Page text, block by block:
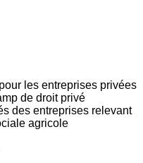
les entreprises privées
de droit privé
des entreprises relevant
agricole